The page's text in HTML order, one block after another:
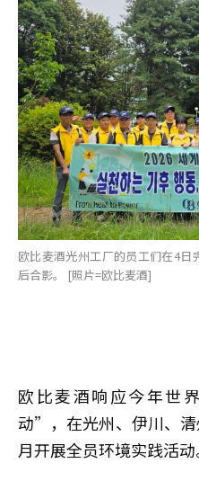
欧比麦酒光州工厂的员工们在4
后合影。 [照片=欧比麦酒]
欧比麦酒响应今年世
动”，在光州、伊川、
月开展全员环境实践活动